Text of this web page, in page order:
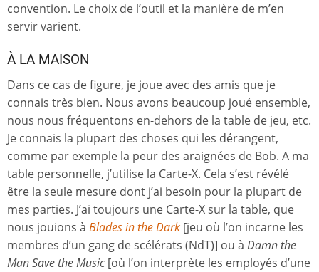
convention. Le choix de l’outil et la manière de m’en
servir varient.
À LA MAISON
Dans ce cas de figure, je joue avec des amis que je
connais très bien. Nous avons beaucoup joué ensemble,
nous nous fréquentons en-dehors de la table de jeu, etc.
Je connais la plupart des choses qui les dérangent,
comme par exemple la peur des araignées de Bob. A ma
table personnelle, j’utilise la Carte-X. Cela s’est révélé
être la seule mesure dont j’ai besoin pour la plupart de
mes parties. J’ai toujours une Carte-X sur la table, que
nous jouions à Blades in the Dark [jeu où l’on incarne les
membres d’un gang de scélérats (NdT)] ou à Damn the
Man Save the Music[où l’on interprète les employés d’une